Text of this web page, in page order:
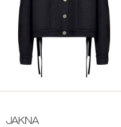
JAKNA